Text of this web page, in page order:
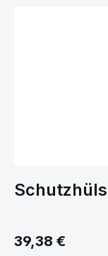
Regulärer Preis:
39,38 €